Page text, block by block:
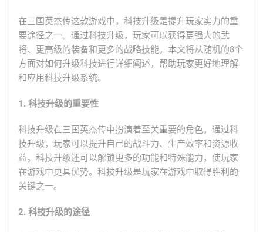
在三国英杰传这款游戏中，科技升级是提升玩家实力的重
要途径之一。通过科技升级，玩家可以获得更强大的武
将、更高级的装备和更多的战略技能。本文将从随机的8个
方面对如何升级科技进行详细阐述，帮助玩家更好地理解
和应用科技升级系统。
1. 科技升级的重要性
科技升级在三国英杰传中扮演着至关重要的角色。通过科
技升级，玩家可以提升自己的战斗力、生产效率和资源收
益。科技升级还可以解锁更多的功能和特殊能力，使玩家
在游戏中更具优势。科技升级是玩家在游戏中取得胜利的
关键之一。
2. 科技升级的途径